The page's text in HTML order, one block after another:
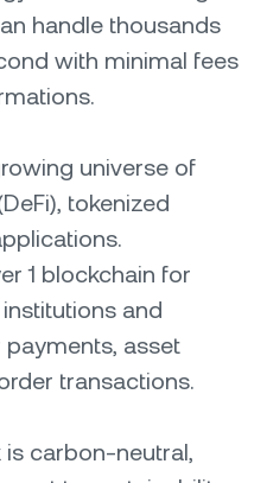
handle thousands
with minimal fees
universe of
tokenized
1 blockchain for
and
asset
transactions.
carbon-neutral,